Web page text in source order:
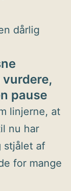
dårlig
pause
linjerne, at
nu har
stjålet af
for mange